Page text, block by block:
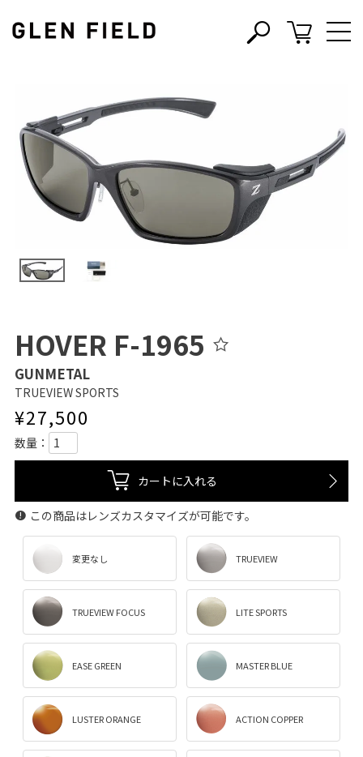
s c
HOVER F-1965
GUNMETAL
TRUEVIEW SPORTS
¥27,500
カートに入れる
この商品はレンズカスタマイズが可能です。
変更なし TRUEVIEW
TRUEVIEW FOCUS LITE SPORTS
EASE GREEN MASTER BLUE
LUSTER ORANGE ACTION COPPER